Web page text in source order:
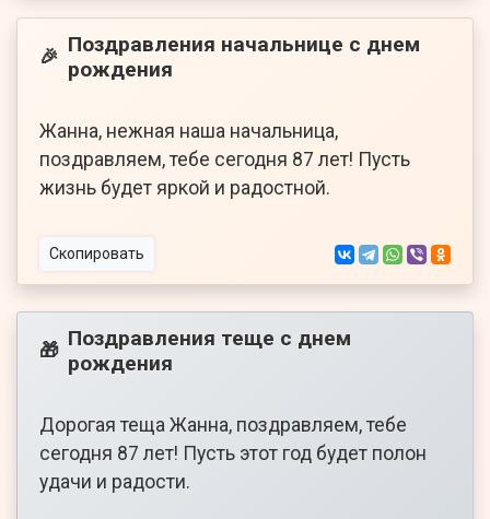
🎉 Поздравления начальнице с днем
рождения
Жанна, нежная наша начальница,
поздравляем, тебе сегодня 87 лет! Пусть
жизнь будет яркой и радостной.
Скопировать
🎁 Поздравления теще с днем
рождения
Дорогая теща Жанна, поздравляем, тебе
сегодня 87 лет! Пусть этот год будет полон
удачи и радости.